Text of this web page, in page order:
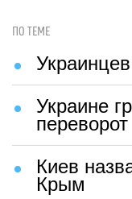
ПО ТЕМЕ
Украине
переворот
Киев
Крым